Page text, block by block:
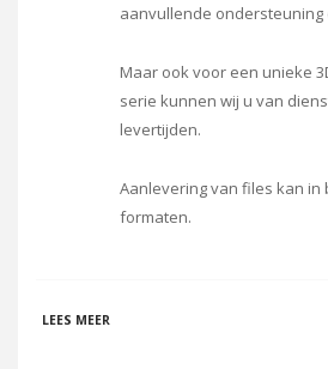
aanvullende ondersteuning
Maar ook voor een unieke
serie kunnen wij u van
levertijden.
Aanlevering van files kan in
formaten.
LEES MEER